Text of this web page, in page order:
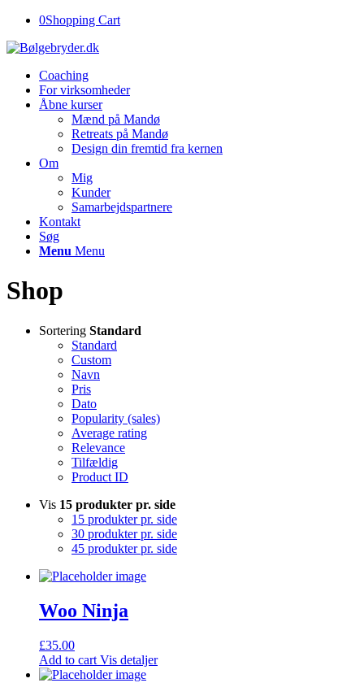
0Shopping Cart
Coaching
For virksomheder
Åbne kurser
Mænd på Mandø
Retreats på Mandø
Design din fremtid fra kernen
Om
Mig
Kunder
Samarbejdspartnere
Kontakt
Søg
Menu Menu
Shop
Sortering Standard
Standard
Custom
Navn
Pris
Dato
Popularity (sales)
Average rating
Relevance
Tilfældig
Product ID
Vis 15 produkter pr. side
15 produkter pr. side
30 produkter pr. side
45 produkter pr. side
Woo Ninja
£35.00
Add to cart Vis detaljer